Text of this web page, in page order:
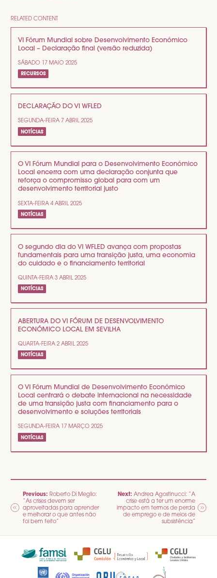
RELATED CONTENT
VI Fórum Mundial sobre Desenvolvimento Económico
Local – Declaração final (versão reduzida)
SÁBADO 17 MAIO 2025
RECURSOS
DECLARAÇÃO DO VI WFLED
SEGUNDA-FEIRA 7 ABRIL 2025
NOTÍCIAS
O VI Fórum Mundial para o Desenvolvimento Económico
Local encerra com uma declaração conjunta que
reforça o compromisso global para com um
desenvolvimento territorial justo
SEXTA-FEIRA 4 ABRIL 2025
NOTÍCIAS
O segundo dia do VI WFLED avança com propostas
fundamentais para uma transição justa, uma economia
do cuidado e o financiamento territorial
QUINTA-FEIRA 3 ABRIL 2025
NOTÍCIAS
ABERTURA DO VI FÓRUM DE DESENVOLVIMENTO
ECONÓMICO LOCAL EM SEVILHA
QUARTA-FEIRA 2 ABRIL 2025
NOTÍCIAS
O VI Fórum Mundial de Desenvolvimento Económico
Local centrará o debate internacional na necessidade
de uma transição justa com financiamento para o
desenvolvimento e soluções territoriais
SEGUNDA-FEIRA 17 MARÇO 2025
NOTÍCIAS
NAVEGAÇÃO
DE
ARTIGOS
Previous: Roberto Di Meglio:
“As crises devem ser
aproveitadas para aprender
e melhorar o que antes não
foi bem feito”
Next: Andrea Agostinucci: “A
crise está a ter um enorme
impacto em termos de perda
de emprego e de meios de
subsistência”